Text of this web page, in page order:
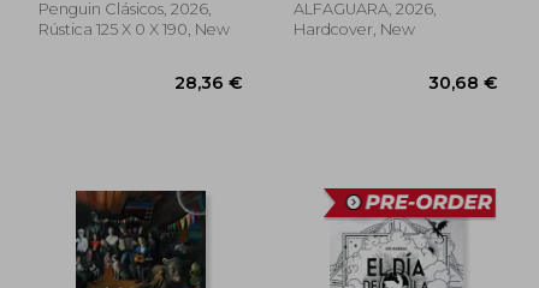
Penguin Clásicos, 2026,
Rústica 125 X 0 X 190, New
ALFAGUARA, 2026,
Hardcover, New